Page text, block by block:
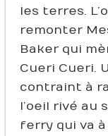
les terres.
remonter
Baker qui
Cueri Cueri.
contraint à
l’oeil rivé au
ferry qui va